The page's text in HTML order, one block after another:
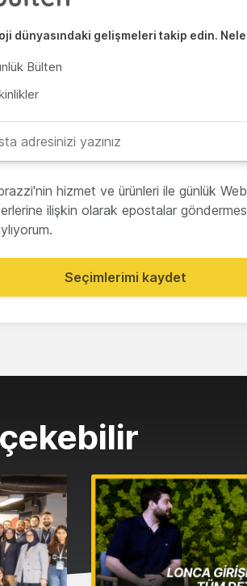
dünyasındaki gelişmeleri takip edin.
Bülten
hizmet ve ürünleri ile günlük
ilişkin olarak epostalar
Seçimlerimi kaydet